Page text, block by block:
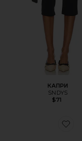
КАПРИ
SNDYS
$71